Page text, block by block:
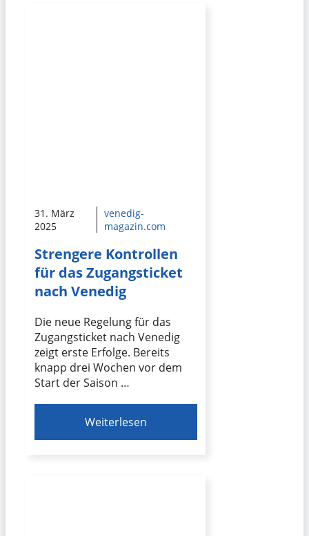
31. März
2025
venedig-
magazin.com
Strengere Kontrollen
für das Zugangsticket
nach Venedig
Die neue Regelung für das
Zugangsticket nach Venedig
zeigt erste Erfolge. Bereits
knapp drei Wochen vor dem
Start der Saison …
Weiterlesen